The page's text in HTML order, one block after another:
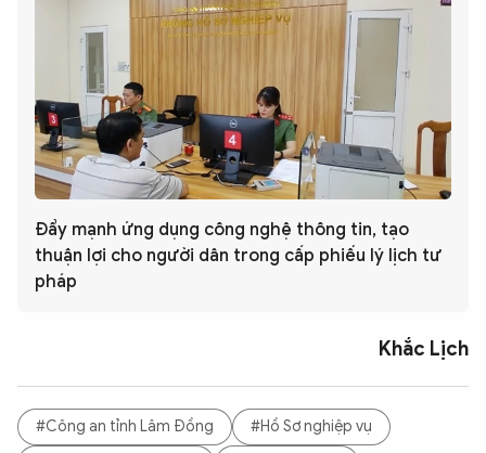
Đẩy mạnh ứng dụng công nghệ thông tin, tạo
thuận lợi cho người dân trong cấp phiếu lý lịch tư
pháp
Khắc Lịch
#Công an tỉnh Lâm Đồng
#Hồ Sơ nghiệp vụ